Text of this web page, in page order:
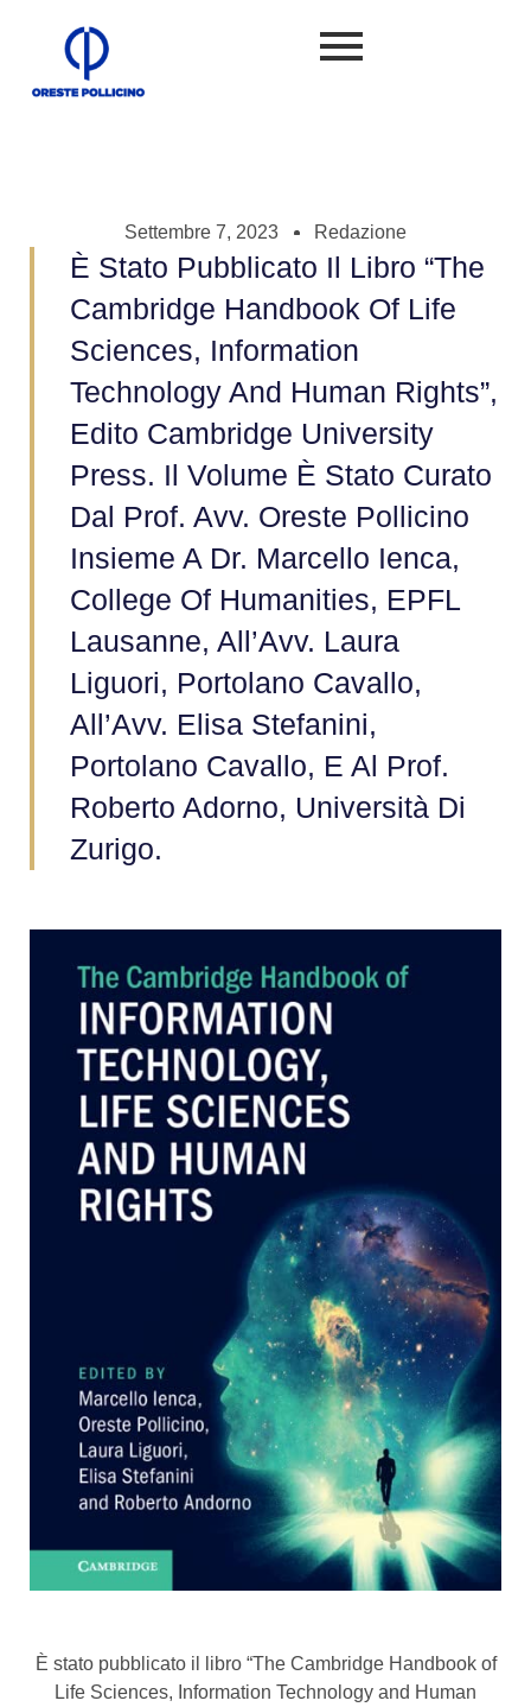
Settembre 7, 2023 Redazione
È Stato Pubblicato Il Libro “The
Cambridge Handbook Of Life
Sciences, Information
Technology And Human Rights”,
Edito Cambridge University
Press. Il Volume È Stato Curato
Dal Prof. Avv. Oreste Pollicino
Insieme A Dr. Marcello Ienca,
College Of Humanities, EPFL
Lausanne, All’Avv. Laura
Liguori, Portolano Cavallo,
All’Avv. Elisa Stefanini,
Portolano Cavallo, E Al Prof.
Roberto Adorno, Università Di
Zurigo.
È stato pubblicato il libro “The Cambridge Handbook of
Life Sciences, Information Technology and Human